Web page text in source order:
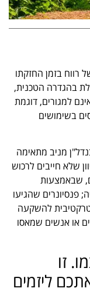
רווח בזמן החזקתו
בהגדרה הטכנית,
למגורים, דוגמת
בשימושים
מניב מתאימה
שלא חייבים לרכוש
שבאמצעות
פנסיונרים שהגיעו
להשקעה
או אנשים שמאסו
זו
ליזמים